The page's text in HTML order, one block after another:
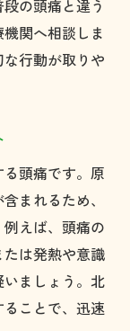
の頭痛と違う
関へ相談しま
行動が取りや
頭痛です。原
まれるため、
えば、頭痛の
は発熱や意識
ましょう。北
ことで、迅速